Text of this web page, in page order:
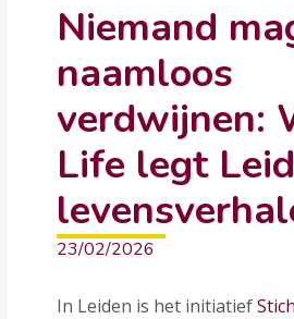
Niemand
naamloos
verdwijnen:
Life legt
23/02/2026
In Leiden is het initiatief